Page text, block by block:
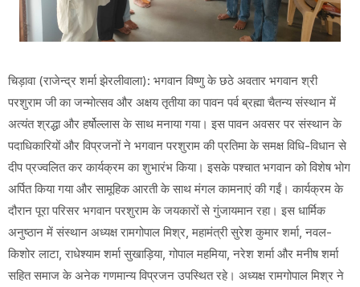
​चिड़ावा (राजेन्द्र शर्मा झेरलीवाला): भगवान विष्णु के छठे अवतार भगवान श्री
परशुराम जी का जन्मोत्सव और अक्षय तृतीया का पावन पर्व ब्रह्मा चैतन्य संस्थान में
अत्यंत श्रद्धा और हर्षोल्लास के साथ मनाया गया। इस पावन अवसर पर संस्थान के
पदाधिकारियों और विप्रजनों ने भगवान परशुराम की प्रतिमा के समक्ष विधि-विधान से
दीप प्रज्वलित कर कार्यक्रम का शुभारंभ किया। इसके पश्चात भगवान को विशेष भोग
अर्पित किया गया और सामूहिक आरती के साथ मंगल कामनाएं की गईं। कार्यक्रम के
दौरान पूरा परिसर भगवान परशुराम के जयकारों से गुंजायमान रहा। ​इस धार्मिक
अनुष्ठान में संस्थान अध्यक्ष रामगोपाल मिश्र, महामंत्री सुरेश कुमार शर्मा, नवल-
किशोर लाटा, राधेश्याम शर्मा सुखाड़िया, गोपाल महमिया, नरेश शर्मा और मनीष शर्मा
सहित समाज के अनेक गणमान्य विप्रजन उपस्थित रहे। अध्यक्ष रामगोपाल मिश्र ने